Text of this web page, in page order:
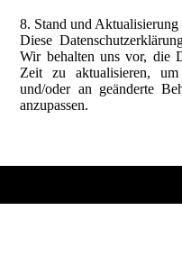
8. Stand und
Diese
Wir behalten uns vor, die
Zeit zu aktualisieren,
und/oder an geänderte
anzupassen.